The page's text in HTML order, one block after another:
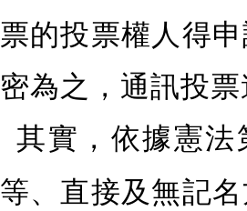
票的投票權人得
密為之，通訊投
其實，依據憲法
等、直接及無記